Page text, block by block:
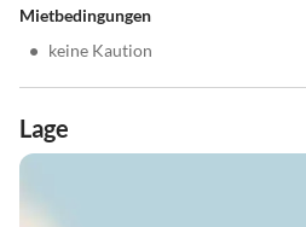
Mietbedingungen
• keine Kaution
Lage